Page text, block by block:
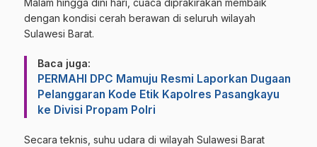
​Malam hingga dini hari, cuaca diprakirakan membaik
dengan kondisi cerah berawan di seluruh wilayah
Sulawesi Barat.
Baca juga:
PERMAHI DPC Mamuju Resmi Laporkan Dugaan
Pelanggaran Kode Etik Kapolres Pasangkayu
ke Divisi Propam Polri
​Secara teknis, suhu udara di wilayah Sulawesi Barat